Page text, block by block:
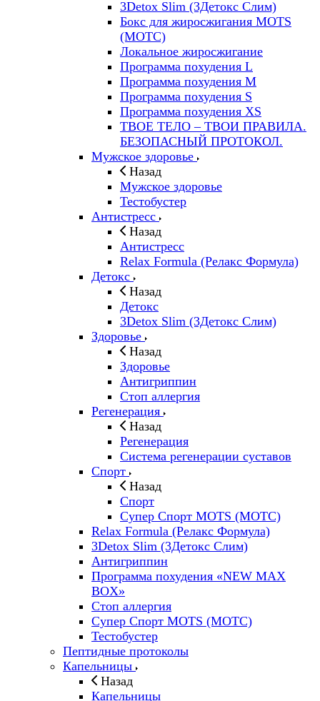
3Detox Slim (3Детокс Слим)
Бокс для жиросжигания MOTS
(МОТС)
Локальное жиросжигание
Программа похудения L
Программа похудения M
Программа похудения S
Программа похудения ХS
ТВОЕ ТЕЛО – ТВОИ ПРАВИЛА.
БЕЗОПАСНЫЙ ПРОТОКОЛ.
Мужское здоровье
Назад
Мужское здоровье
Тестобустер
Антистресс
Назад
Антистресс
Relax Formula (Релакс Формула)
Детокс
Назад
Детокс
3Detox Slim (3Детокс Слим)
Здоровье
Назад
Здоровье
Антигриппин
Стоп аллергия
Регенерация
Назад
Регенерация
Система регенерации суставов
Спорт
Назад
Спорт
Супер Спорт MOTS (МОТС)
Relax Formula (Релакс Формула)
3Detox Slim (3Детокс Слим)
Антигриппин
Программа похудения «NEW MAX
BOX»
Стоп аллергия
Супер Спорт MOTS (МОТС)
Тестобустер
Пептидные протоколы
Капельницы
Назад
Капельницы